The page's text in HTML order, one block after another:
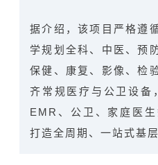
据介绍，该项目严格遵
学规划全科、中医、预
保健、康复、影像、检
齐常规医疗与公卫设备
EMR、公卫、家庭医
打造全周期、一站式基